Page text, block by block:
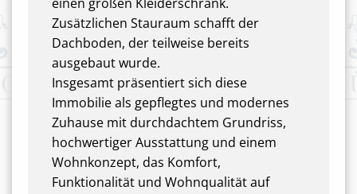
Zusätzlichen Stauraum schafft der
Dachboden, der teilweise bereits
ausgebaut wurde.
Insgesamt präsentiert sich diese
Immobilie als gepflegtes und modernes
Zuhause mit durchdachtem Grundriss,
hochwertiger Ausstattung und einem
Wohnkonzept, das Komfort,
Funktionalität und Wohnqualität auf